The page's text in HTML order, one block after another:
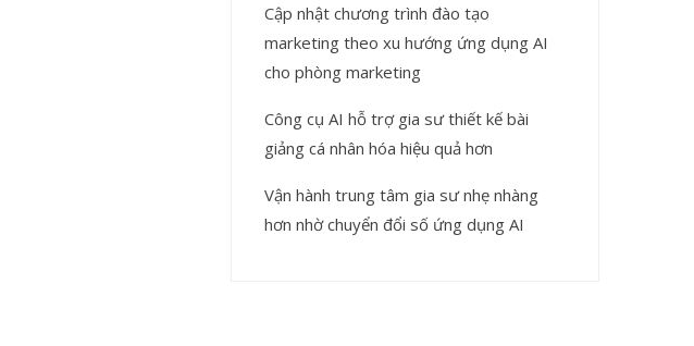
Cập nhật chương trình đào tạo
marketing theo xu hướng ứng dụng AI
cho phòng marketing
Công cụ AI hỗ trợ gia sư thiết kế bài
giảng cá nhân hóa hiệu quả hơn
Vận hành trung tâm gia sư nhẹ nhàng
hơn nhờ chuyển đổi số ứng dụng AI